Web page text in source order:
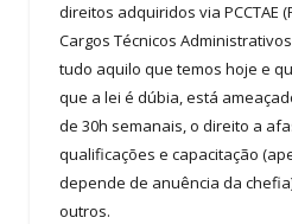
direitos adquiridos via PCCTAE
Cargos Técnicos
tudo aquilo que temos hoje e
que a lei é dúbia, está
de 30h semanais, o direito a
qualificações e capacitação
depende de anuência da
outros.